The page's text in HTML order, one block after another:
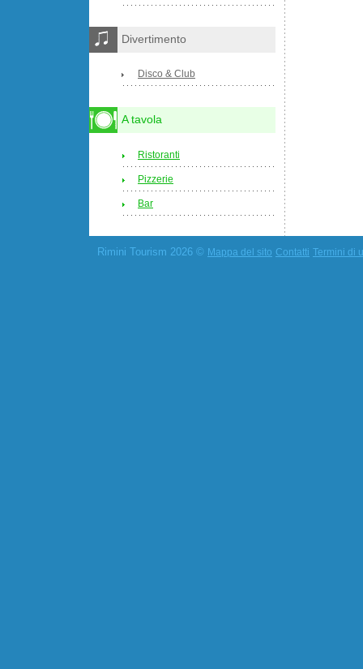
Divertimento
Disco & Club
A tavola
Ristoranti
Pizzerie
Bar
Rimini Tourism 2026 © Mappa del sito Contatti Termini di